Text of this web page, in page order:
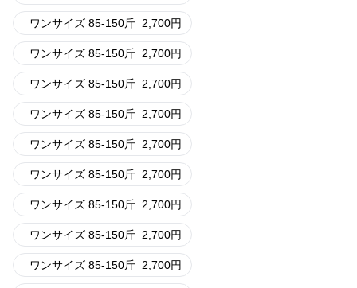
ワンサイズ 85-150斤 2,700円
ワンサイズ 85-150斤 2,700円
ワンサイズ 85-150斤 2,700円
ワンサイズ 85-150斤 2,700円
ワンサイズ 85-150斤 2,700円
ワンサイズ 85-150斤 2,700円
ワンサイズ 85-150斤 2,700円
ワンサイズ 85-150斤 2,700円
ワンサイズ 85-150斤 2,700円